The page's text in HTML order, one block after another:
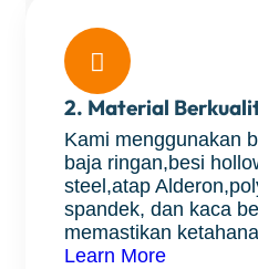

2. Material
Kami menggunakan
baja ringan,besi
steel,atap
spandek, dan kaca
memastikan
Learn More